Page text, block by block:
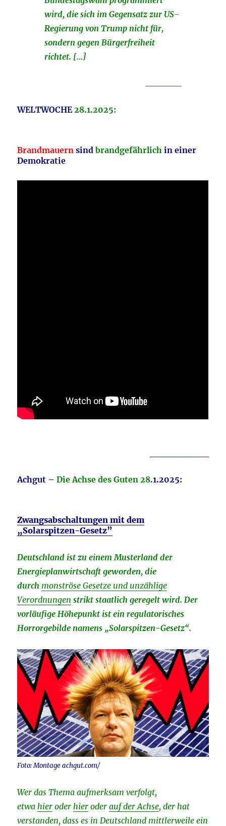
wird, die sich im Gegensatz zur US-
Regierung von Trump nicht für,
sondern gegen Bürgerfreiheit
richtet. […]
WELTWOCHE28.1.2025:
Brandmauern sindbrandgefährlich in einer
Demokratie
Achgut –Die Achse des Guten 28.1.2025:
Zwangsabschaltungen mit dem
„Solarspitzen-Gesetz”
Deutschland ist zu einem Musterland der
Energieplanwirtschaft geworden, die
durch monströse Gesetze und unzählige
Verordnungen strikt staatlich geregelt wird. Der
vorläufige Höhepunkt ist ein regulatorisches
Horrorgebilde namens „Solarspitzen-Gesetz“.
Foto: Montage achgut.com/
Wer das Thema aufmerksam verfolgt,
etwa hier oder hier oderauf der Achse, der hat
verstanden, dass es in Deutschland mittlerweile ein